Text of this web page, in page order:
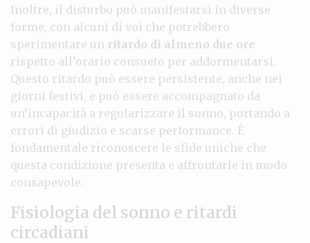
Inoltre, il disturbo può manifestarsi in diverse
forme, con alcuni di voi che potrebbero
sperimentare un ritardo di almeno due ore
rispetto all’orario consueto per addormentarsi.
Questo ritardo può essere persistente, anche nei
giorni festivi, e può essere accompagnato da
un’incapacità a regolarizzare il sonno, portando a
errori di giudizio e scarse performance. È
fondamentale riconoscere le sfide uniche che
questa condizione presenta e affrontarle in modo
consapevole.
Fisiologia del sonno e ritardi
circadiani